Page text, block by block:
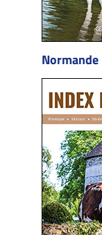
Normande